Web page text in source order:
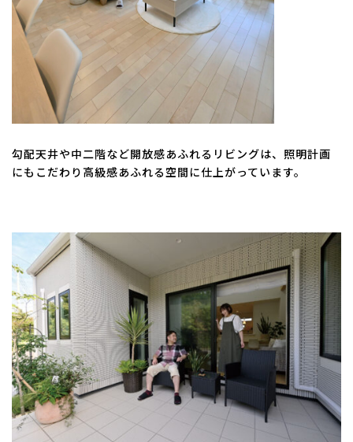
勾配天井や中二階など開放感あふれるリビングは、照明計画
にもこだわり高級感あふれる空間に仕上がっています。